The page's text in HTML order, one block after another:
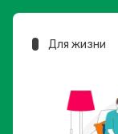
Для жизни